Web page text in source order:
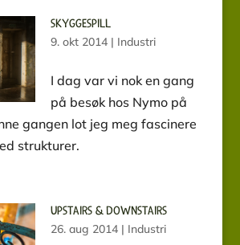
SKYGGESPILL
9. okt 2014| Industri
I dag var vi nok en gang
på besøk hos Nymo på
gangen lot jeg meg fascinere
strukturer.
UPSTAIRS & DOWNSTAIRS
26. aug 2014| Industri